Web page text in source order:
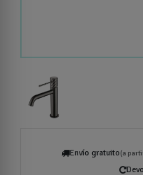
Envío gratuito(a